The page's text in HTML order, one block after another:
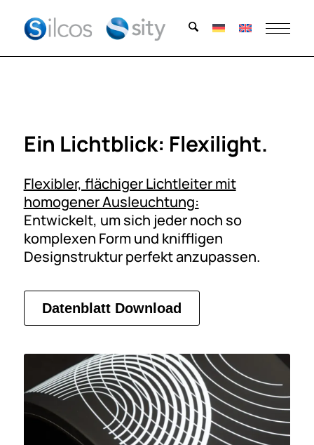
Ein Lichtblick: Flexilight.
Flexibler, flächiger Lichtleiter mit
homogener Ausleuchtung:
Entwickelt, um sich jeder noch so
komplexen Form und kniffligen
Designstruktur perfekt anzupassen.
Datenblatt Download